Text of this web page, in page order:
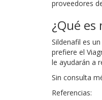
proveedores
¿Qué
Sildenafil es
prefiere el
le ayudarán a
Sin consulta
Referencias: